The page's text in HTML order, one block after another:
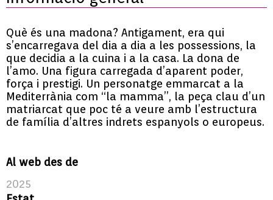
Què és una madona? Antigament, era qui
s’encarregava del dia a dia a les possessions, la
que decidia a la cuina i a la casa. La dona de
l’amo. Una figura carregada d’aparent poder,
força i prestigi. Un personatge emmarcat a la
Mediterrània com “la mamma”, la peça clau d’un
matriarcat que poc té a veure amb l’estructura
de família d’altres indrets espanyols o europeus.
Al web des de
2025